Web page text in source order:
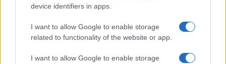
device identifiers in apps.
I want to allow Google to enable storage
related to functionality of the website or app.
I want to allow Google to enable storage
TELEFONOK GYORSLISTA
Márka :